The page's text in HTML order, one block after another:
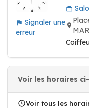
Signaler une
erreur
Voir les horaires
Voir tous les